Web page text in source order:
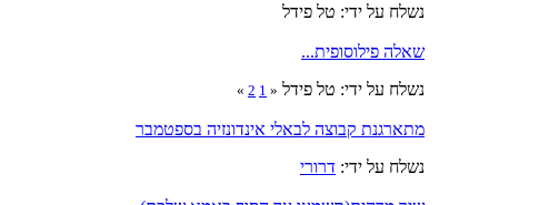
נשלח על ידי: טל פידל
שאלה פילוסופית...
נשלח על ידי: טל פידל «
1
2
»
מתארגנת קבוצה לבאלי אינדונזיה בספטמבר
נשלח על ידי: דרורי